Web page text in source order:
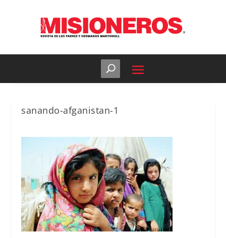
sanando-afganistan-1